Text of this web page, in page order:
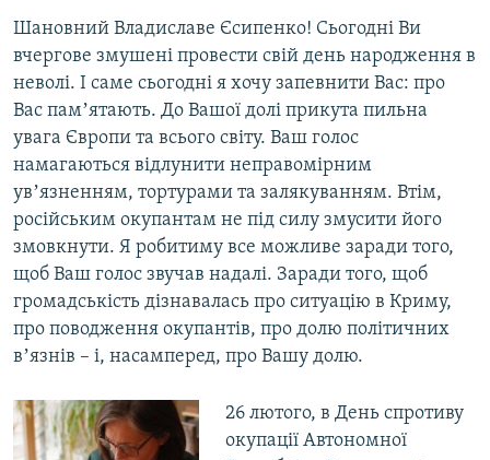
Шановний Владиславе Єсипенко! Сьогодні Ви
вчергове змушені провести свій день народження в
неволі. І саме сьогодні я хочу запевнити Вас: про
Вас памʼятають. До Вашої долі прикута пильна
увага Європи та всього світу. Ваш голос
намагаються відлунити неправомірним
увʼязненням, тортурами та залякуванням. Втім,
російським окупантам не під силу змусити його
змовкнути. Я робитиму все можливе заради того,
щоб Ваш голос звучав надалі. Заради того, щоб
громадськість дізнавалась про ситуацію в Криму,
про поводження окупантів, про долю політичних
вʼязнів – і, насамперед, про Вашу долю.
26 лютого, в День спротиву
окупації Автономної